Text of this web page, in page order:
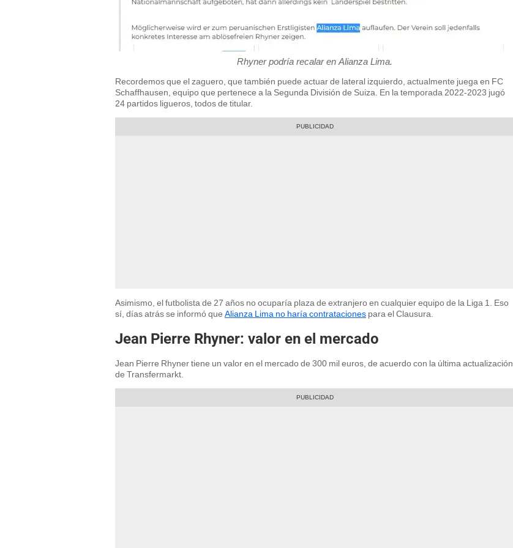
Rhyner podría recalar en Alianza Lima.
Recordemos que el zaguero, que también puede actuar de lateral izquierdo, actualmente juega en FC
Schaffhausen, equipo que pertenece a la Segunda División de Suiza. En la temporada 2022-2023 jugó
24 partidos ligueros, todos de titular.
Asimismo, el futbolista de 27 años no ocuparía plaza de extranjero en cualquier equipo de la Liga 1. Eso
sí, días atrás se informó que Alianza Lima no haría contrataciones para el Clausura.
Jean Pierre Rhyner: valor en el mercado
Jean Pierre Rhyner tiene un valor en el mercado de 300 mil euros, de acuerdo con la última actualización
de Transfermarkt.